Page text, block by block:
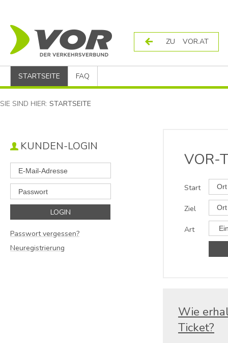
ZU VOR.AT
STARTSEITE FAQ
SIE SIND HIER: STARTSEITE
KUNDEN-LOGIN
Passwort vergessen?
Neuregistrierung
VOR-
Start
Ziel
Art
Wie
Ticket?